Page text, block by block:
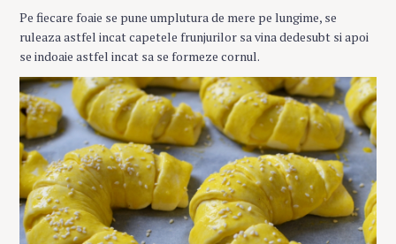
Pe fiecare foaie se pune umplutura de mere pe lungime, se
ruleaza astfel incat capetele frunjurilor sa vina dedesubt si apoi
se indoaie astfel incat sa se formeze cornul.